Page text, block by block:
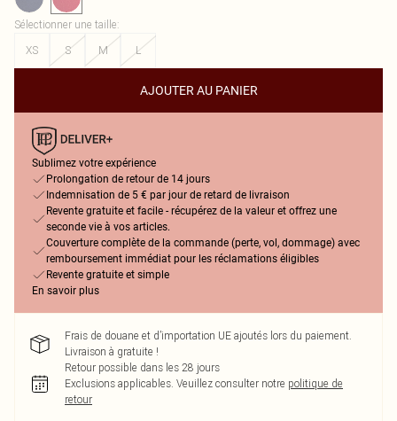
Sélectionner une taille:
XS
S M L
AJOUTER AU PANIER
Sublimez votre expérience
Prolongation de retour de 14 jours
Indemnisation de 5 € par jour de retard de livraison
Revente gratuite et facile - récupérez de la valeur et offrez une
seconde vie à vos articles.
Couverture complète de la commande (perte, vol, dommage) avec
remboursement immédiat pour les réclamations éligibles
Revente gratuite et simple
En savoir plus
Frais de douane et d’importation UE ajoutés lors du paiement.
Livraison à gratuite !
Retour possible dans les 28 jours
Exclusions applicables. Veuillez consulter notre politique de
retour